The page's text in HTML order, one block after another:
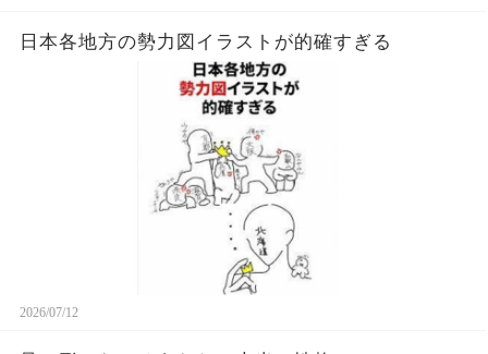
日本各地方の勢力図イラストが的確すぎる
2026/07/12